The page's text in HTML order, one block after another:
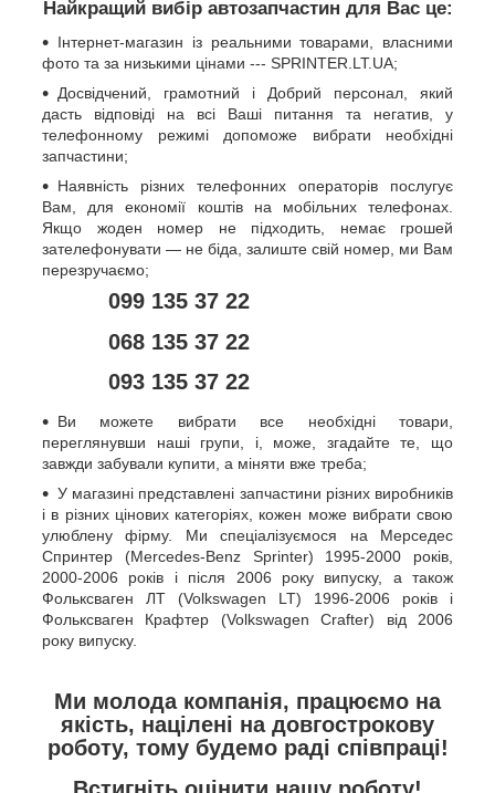
Найкращий вибір автозапчастин для Вас це:
Інтернет-магазин із реальними товарами, власними
фото та за низькими цінами --- SPRINTER.LT.UA;
Досвідчений, грамотний і Добрий персонал, який
дасть відповіді на всі Ваші питання та негатив, у
телефонному режимі допоможе вибрати необхідні
запчастини;
Наявність різних телефонних операторів послугує
Вам, для економії коштів на мобільних телефонах.
Якщо жоден номер не підходить, немає грошей
зателефонувати — не біда, залиште свій номер, ми Вам
перезручаємо;
099 135 37 22
068 135 37 22
093 135 37 22
Ви можете вибрати все необхідні товари,
переглянувши наші групи, і, може, згадайте те, що
завжди забували купити, а міняти вже треба;
У магазині представлені запчастини різних виробників
і в різних цінових категоріях, кожен може вибрати свою
улюблену фірму. Ми спеціалізуємося на Мерседес
Спринтер (Mercedes-Benz Sprinter) 1995-2000 років,
2000-2006 років і після 2006 року випуску, а також
Фольксваген ЛТ (Volkswagen LT) 1996-2006 років і
Фольксваген Крафтер (Volkswagen Crafter) від 2006
року випуску.
Ми молода компанія, працюємо на
якість, націлені на довгострокову
роботу, тому будемо раді співпраці!